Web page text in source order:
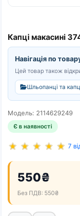
Капці макасині
Навігація по
Цей товар також
Шльопанці та
Модель: 2114629249
Є в наявності
7
550₴
Без ПДВ: 550₴